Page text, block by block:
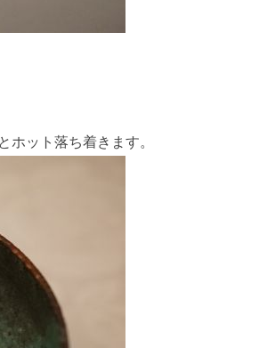
ット落ち着きます。